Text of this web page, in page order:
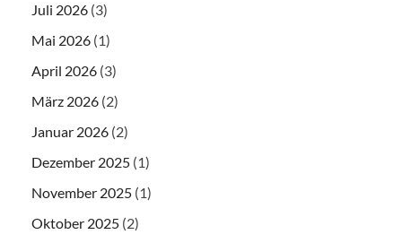
Juli 2026 (3)
Mai 2026 (1)
April 2026 (3)
März 2026 (2)
Januar 2026 (2)
Dezember 2025 (1)
November 2025 (1)
Oktober 2025 (2)